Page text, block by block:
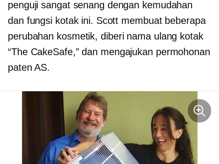
penguji sangat senang dengan kemudahan
dan fungsi kotak ini. Scott membuat beberapa
perubahan kosmetik, diberi nama ulang kotak
“The CakeSafe,” dan mengajukan permohonan
paten AS.